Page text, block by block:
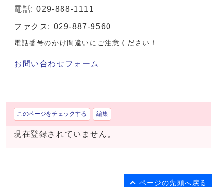
電話: 029-888-1111
ファクス: 029-887-9560
電話番号のかけ間違いにご注意ください！
お問い合わせフォーム
このページをチェックする 編集
現在登録されていません。
ページの先頭へ戻る